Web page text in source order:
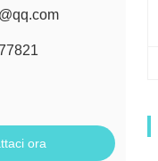
ora